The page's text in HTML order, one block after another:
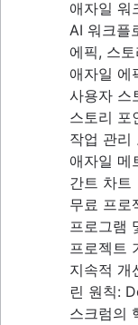
스크럼 마
애자일 회
분산된 스
스크럼 역
스크럼의
애자일 스
스크럼 메
Jira 및
애자일과
백로그 세
스크럼 마
칸반 카드
애자일 워
AI 워크플
에픽, 스
애자일 에
사용자 스
스토리 포
작업 관리
애자일 메
간트 차트
무료 프로
프로그램
프로젝트
지속적 개
린 원칙:
스크럼의